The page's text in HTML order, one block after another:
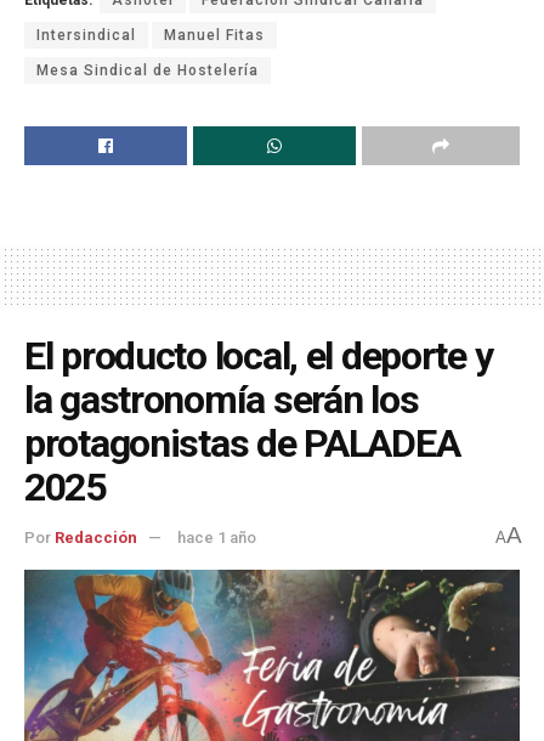
Intersindical Manuel Fitas
Mesa Sindical de Hostelería
El producto local, el deporte y
la gastronomía serán los
protagonistas de PALADEA
2025
Por Redacción hace 1 año AA